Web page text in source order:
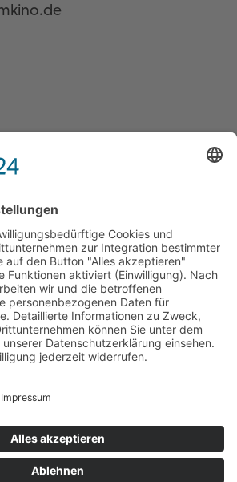
sich an Film- und Kinobegeisterte jeden
Lesbarkeit haben wir uns aber entschlossen,
oder Genderzeichen zu verzichten. Wo möglich